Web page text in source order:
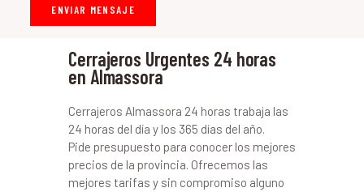
Cerrajeros Urgentes 24 horas
en Almassora
Cerrajeros Almassora 24 horas trabaja las
24 horas del día y los 365 días del año.
Pide presupuesto para conocer los mejores
precios de la provincia. Ofrecemos las
mejores tarifas y sin compromiso alguno